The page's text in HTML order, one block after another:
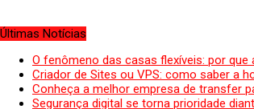
Últimas Notícias
O fenômeno das casas flexíveis: por
Criador de Sites ou VPS: como saber a
Conheça a melhor empresa de transfer
Segurança digital se torna prioridade